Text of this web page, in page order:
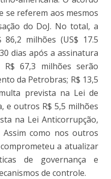
se referem aos mesmos
do DoJ. No total, a
milhões (US$ 17.5
dias após a assinatura
67,3 milhões serão
da Petrobras; R$ 13,5
prevista na Lei de
e outros R$ 5,5 milhões
na Lei Anticorrupção,
como nos outros
a atualizar
de governança e
de controle.